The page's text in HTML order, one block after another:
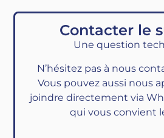
Contacter le
Une question
N’hésitez pas à nous
Vous pouvez aussi nous
joindre directement via
qui vous convient